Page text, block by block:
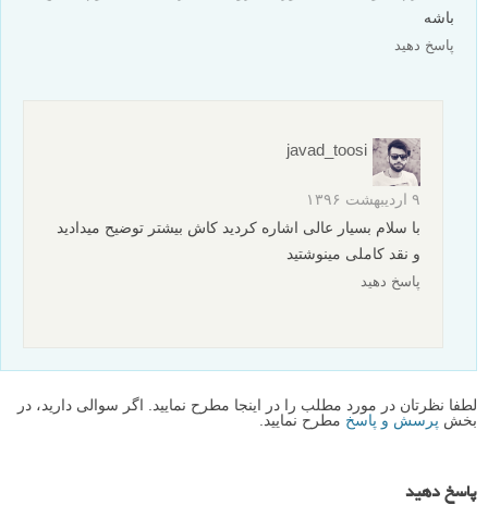
باشه
پاسخ دهید
javad_toosi
۹ اردیبهشت ۱۳۹۶
با سلام بسیار عالی اشاره کردید کاش بیشتر توضیح میدادید
و نقد کاملی مینوشتید
پاسخ دهید
لطفا نظرتان در مورد مطلب را در اینجا مطرح نمایید. اگر سوالی دارید، در
بخش پرسش و پاسخ مطرح نمایید.
پاسخ دهید